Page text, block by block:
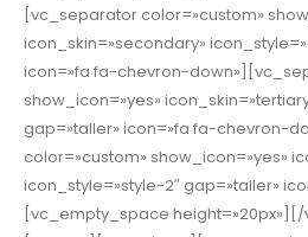
[vc_separator color=»custom»
icon_skin=»secondary»
icon=»fa fa-chevron-
show_icon=»yes»
gap=»taller» icon=»fa fa-chevron-
color=»custom» show_icon=»yes»
icon_style=»style-2″ gap=»taller»
[vc_empty_space